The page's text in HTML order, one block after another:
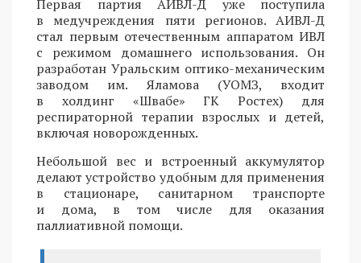
Первая партия АИВЛ-Д уже поступила
в медучреждения пяти регионов. АИВЛ-Д
стал первым отечественным аппаратом ИВЛ
с режимом домашнего использования. Он
разработан Уральским оптико-механическим
заводом им. Яламова (УОМЗ, входит
в холдинг «Швабе» ГК Ростех) для
респираторной терапии взрослых и детей,
включая новорожденных.
Небольшой вес и встроенный аккумулятор
делают устройство удобным для применения
в стационаре, санитарном транспорте
и дома, в том числе для оказания
паллиативной помощи.